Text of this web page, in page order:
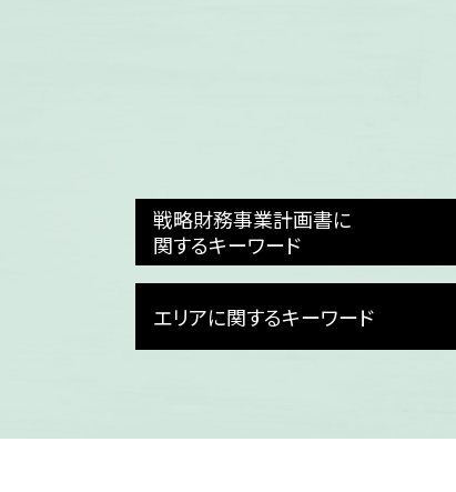
戦略財務事業計画書に
関するキーワード
事業計画 売上根拠
事業計画 企業
エリアに関するキーワード
石川県 事業再構築補助金